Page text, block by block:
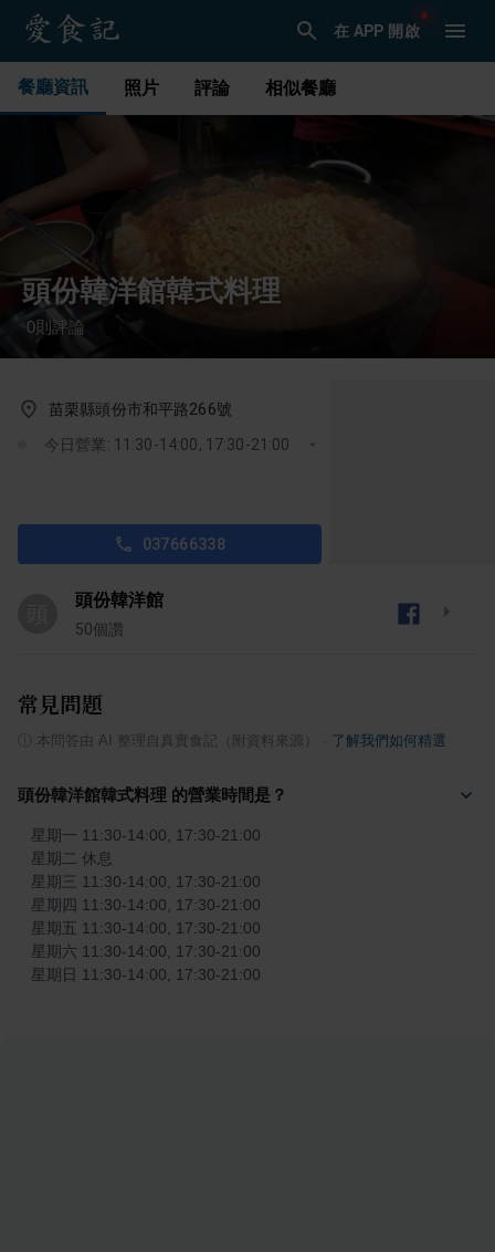
在 APP 開啟
餐廳資訊 照片 評論 相似餐廳
頭份韓洋館韓式料理
·0則評論
苗栗縣頭份市和平路266號
今日營業: 11:30-14:00, 17:30-21:00
037666338
頭份韓洋館
50個讚
常見問題
本問答由 AI 整理自真實食記（附資料來源） 了解我們如何精選
頭份韓洋館韓式料理 的營業時間是？
星期一 11:30-14:00, 17:30-21:00
星期二 休息
星期三 11:30-14:00, 17:30-21:00
星期四 11:30-14:00, 17:30-21:00
星期五 11:30-14:00, 17:30-21:00
星期六 11:30-14:00, 17:30-21:00
星期日 11:30-14:00, 17:30-21:00